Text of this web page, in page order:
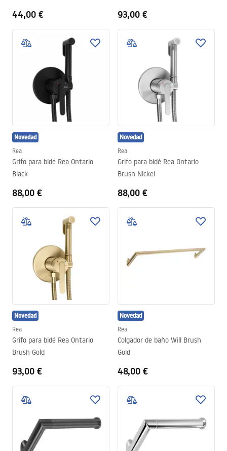
44,00 € 93,00 €
Novedad
Rea
Grifo para bidé Rea Ontario
Black
88,00 €
Novedad
Rea
Grifo para bidé Rea Ontario
Brush Nickel
88,00 €
Novedad
Rea
Grifo para bidé Rea Ontario
Brush Gold
93,00 €
Novedad
Rea
Colgador de baño Will Brush
Gold
48,00 €